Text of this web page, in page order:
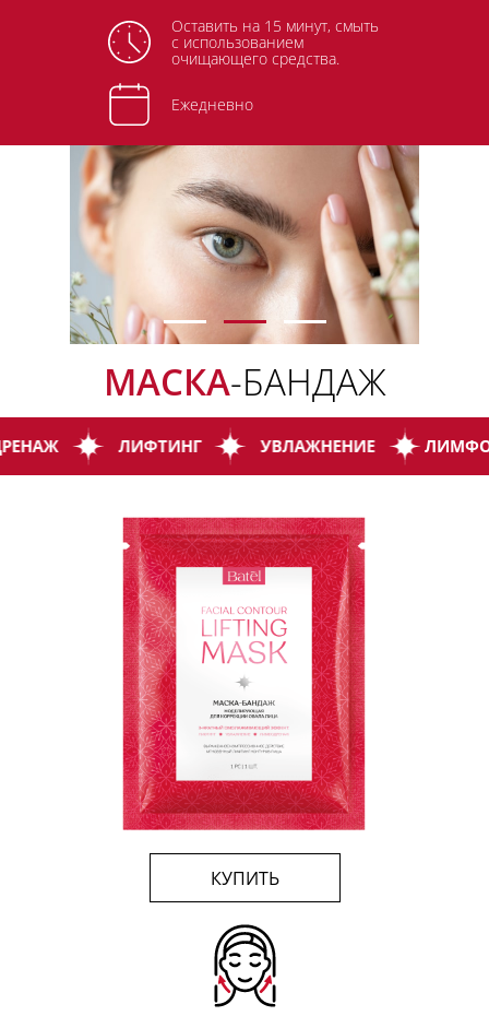
Оставить на 15 минут, смыть
с использованием
очищающего средства.
Ежедневно
МАСКА-БАНДАЖ
ЛИФТИНГ УВЛАЖНЕНИЕ ЛИМФОДРЕНАЖ
КУПИТЬ